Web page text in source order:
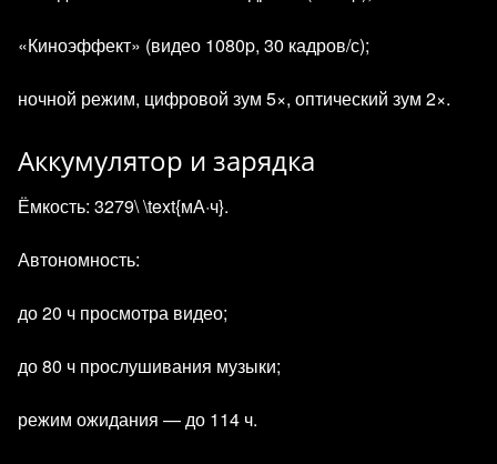
«Киноэффект» (видео 1080p, 30 кадров/с);
ночной режим, цифровой зум 5×, оптический зум 2×.
Аккумулятор и зарядка
Ёмкость: 3279\ \text{мА·ч}.
Автономность:
до 20 ч просмотра видео;
до 80 ч прослушивания музыки;
режим ожидания — до 114 ч.